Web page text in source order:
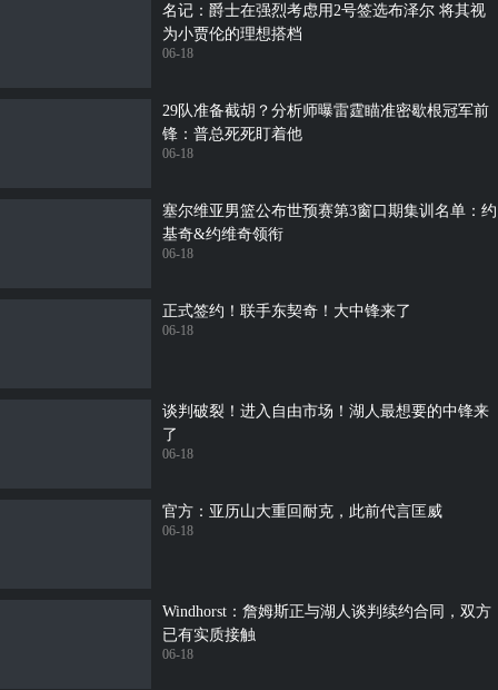
名记：爵士在强烈考虑用2号签选布泽尔 将其视
为小贾伦的理想搭档
06-18
29队准备截胡？分析师曝雷霆瞄准密歇根冠军前
锋：普总死死盯着他
06-18
塞尔维亚男篮公布世预赛第3窗口期集训名单：约
基奇&约维奇领衔
06-18
正式签约！联手东契奇！大中锋来了
06-18
谈判破裂！进入自由市场！湖人最想要的中锋来
了
06-18
官方：亚历山大重回耐克，此前代言匡威
06-18
Windhorst：詹姆斯正与湖人谈判续约合同，双方
已有实质接触
06-18